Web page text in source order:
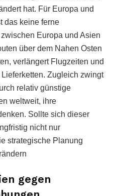
hat. Für Europa und
das keine ferne
Europa und Asien
über dem Nahen Osten
verlängert Flugzeiten und
Zugleich zwingt
relativ günstige
weltweit, ihre
Sollte sich dieser
nicht nur
strategische Planung
gegen